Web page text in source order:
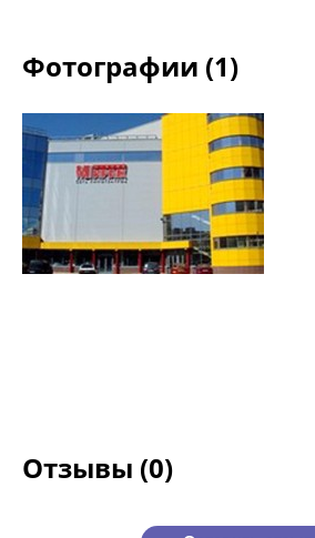
Фотографии (1)
Отзывы (0)